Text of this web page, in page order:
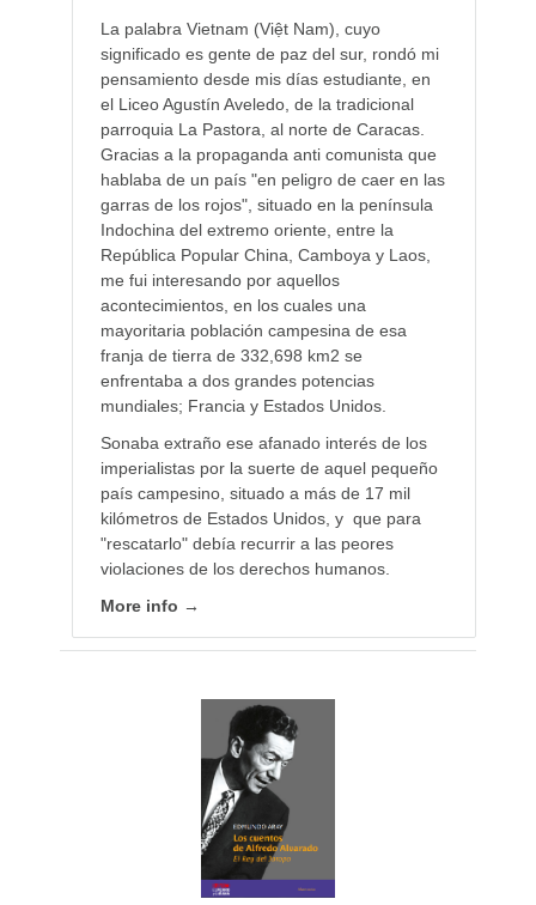
La palabra Vietnam (Việt Nam), cuyo
significado es gente de paz del sur, rondó mi
pensamiento desde mis días estudiante, en
el Liceo Agustín Aveledo, de la tradicional
parroquia La Pastora, al norte de Caracas.
Gracias a la propaganda anti comunista que
hablaba de un país "en peligro de caer en las
garras de los rojos", situado en la península
Indochina del extremo oriente, entre la
República Popular China, Camboya y Laos,
me fui interesando por aquellos
acontecimientos, en los cuales una
mayoritaria población campesina de esa
franja de tierra de 332,698 km2 se
enfrentaba a dos grandes potencias
mundiales; Francia y Estados Unidos.
Sonaba extraño ese afanado interés de los
imperialistas por la suerte de aquel pequeño
país campesino, situado a más de 17 mil
kilómetros de Estados Unidos, y que para
"rescatarlo" debía recurrir a las peores
violaciones de los derechos humanos.
More info →